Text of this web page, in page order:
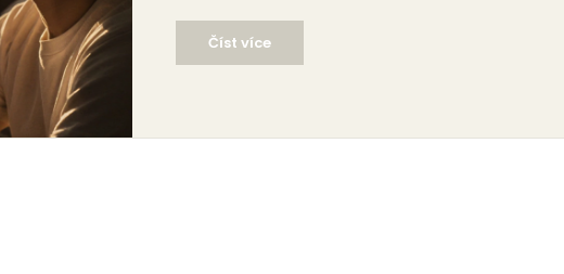
trvá 2-10 hodin podle způsobu užití.
Číst více